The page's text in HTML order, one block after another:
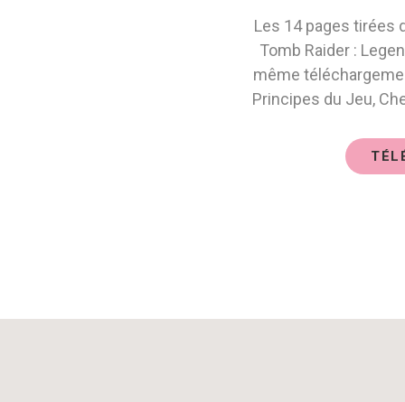
Les 14 pages tirées
Tomb Raider :
même
Principes du Jeu,